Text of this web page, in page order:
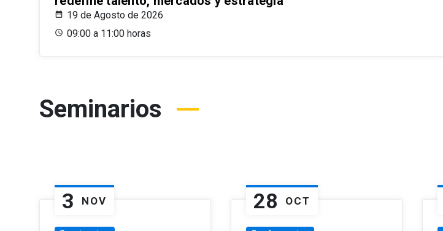
19 de Agosto de 2026
09:00 a 11:00 horas
Seminarios
3 NOV 28 OCT